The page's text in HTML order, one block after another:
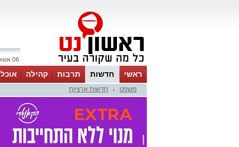
06 אוגוסט 2026 / 19:44
ראשי חדשות תרבות קהילה אוכל
משפט חדשות ארציות